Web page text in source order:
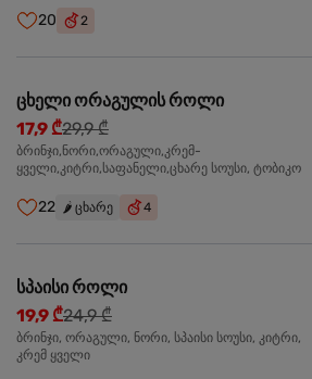
20 2
ცხელი ორაგულის როლი
17,9 ₾29,9 ₾
ბრინჯი,ნორი,ორაგული,კრემ-
ყველი,კიტრი,საფანელი,ცხარე სოუსი, ტობიკო
22 🌶️ ცხარე 4
სპაისი როლი
19,9 ₾24,9 ₾
ბრინჯი, ორაგული, ნორი, სპაისი სოუსი, კიტრი,
კრემ ყველი